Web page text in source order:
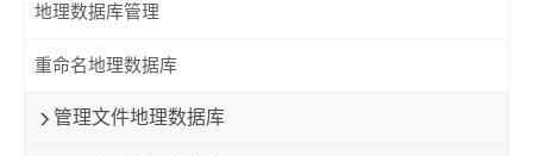
地理数据库管理
重命名地理数据库
管理文件地理数据库